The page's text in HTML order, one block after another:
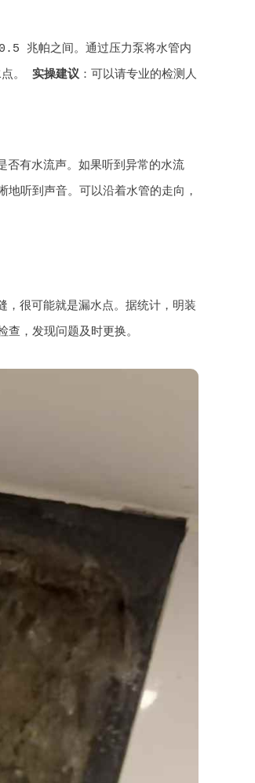
兆帕之间。通过压力泵将水管内
。 实操建议：可以请专业的检测人
否有水流声。如果听到异常的水流
听到声音。可以沿着水管的走向，
，很可能就是漏水点。据统计，明装
，发现问题及时更换。